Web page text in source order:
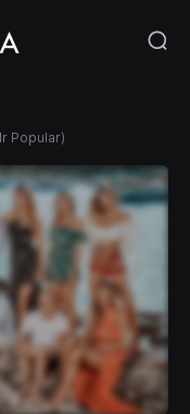
Popular)